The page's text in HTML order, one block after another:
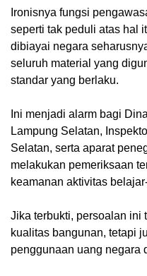
Ironisnya fungsi
seperti tak peduli atas hal
dibiayai negara
seluruh material yang
standar yang berlaku.
Ini menjadi alarm bagi
Lampung Selatan,
Selatan, serta aparat
melakukan pemeriksaan
keamanan aktivitas
Jika terbukti, persoalan ini
kualitas bangunan, tetapi
penggunaan uang negara